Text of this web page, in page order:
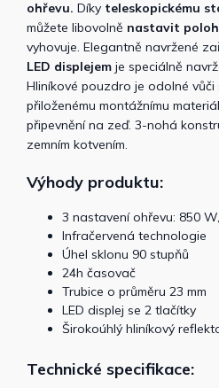
ohřevu. Díky teleskopickému
můžete libovolně nastavit
vyhovuje. Elegantně navržené
LED displejem je speciálně
Hliníkové pouzdro je odolné vůči
přiloženému montážnímu
připevnění na zeď. 3-nohá
zemním kotvením.
Výhody produktu:
3 nastavení ohřevu: 850
Infračervená technologie
Úhel sklonu 90 stupňů
24h časovač
Trubice o průměru 23 mm
LED displej se 2 tlačítky
Širokoúhlý hliníkový
Technické specifikace: